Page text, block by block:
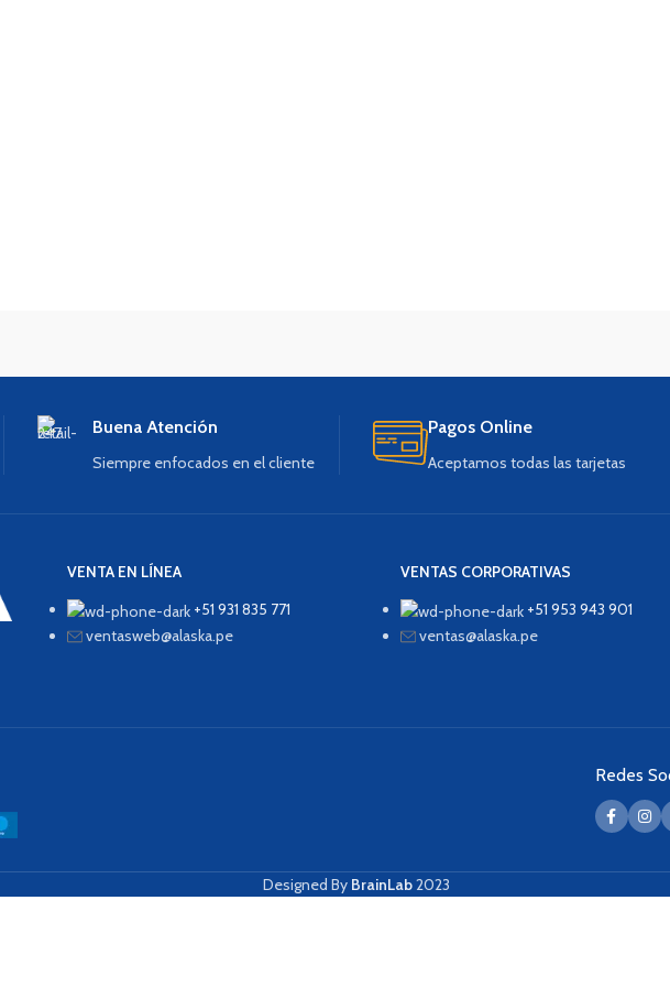
Buena Atención
Siempre enfocados en el cliente
Pagos Online
Aceptamos todas las tarjetas
VENTA EN LÍNEA
+51 931 835 771
ventasweb@alaska.pe
VENTAS CORPORATIVAS
+51 953 943 901
ventas@alaska.pe
Redes
Designed By BrainLab2023